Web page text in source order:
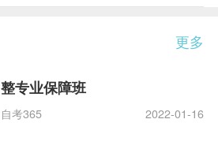
更多
整专业保障班
自考365 2022-01-16